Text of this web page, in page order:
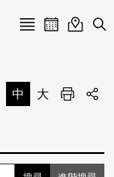
Menu
活動日曆活動地圖
展
中 大 列印